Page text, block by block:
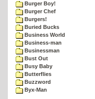
Burger Boy!
Burger Chef
Burgers!
Buried Bucks
Business World
Business-man
Businessman
Bust Out
Busy Baby
Butterflies
Buzzword
Byx-Man